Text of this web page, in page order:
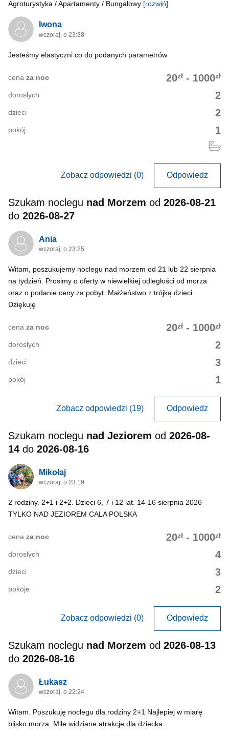
Agroturystyka / Apartamenty / Bungalowy [rozwiń]
Iwona
wczoraj, o 23:38
Jesteśmy elastyczni co do podanych parametrów
20zł - 1000zł
cena za noc
2
dorosłych
2
dzieci
1
pokój
Zobacz odpowiedzi (0) Odpowiedz
Szukam noclegu nad Morzem od 2026-08-21
do 2026-08-27
Ania
wczoraj, o 23:25
Witam, poszukujemy noclegu nad morzem od 21 lub 22 sierpnia
na tydzień. Prosimy o oferty w niewielkiej odległości od morza
oraz o podanie ceny za pobyt. Małżeństwo z trójką dzieci.
Dziękuję
20zł - 1000zł
cena za noc
2
dorosłych
3
dzieci
1
pokój
Zobacz odpowiedzi (19) Odpowiedz
Szukam noclegu nad Jeziorem od 2026-08-
14 do 2026-08-16
Mikołaj
wczoraj, o 23:19
2 rodziny. 2+1 i 2+2. Dzieci 6, 7 i 12 lat. 14-16 sierpnia 2026
TYLKO NAD JEZIOREM CALA POLSKA
20zł - 1000zł
cena za noc
4
dorosłych
3
dzieci
2
pokoje
Zobacz odpowiedzi (0) Odpowiedz
Szukam noclegu nad Morzem od 2026-08-13
do 2026-08-16
Łukasz
wczoraj, o 22:24
Witam. Poszukuję noclegu dla rodziny 2+1 Najlepiej w miarę
blisko morza. Mile widziane atrakcje dla dziecka.